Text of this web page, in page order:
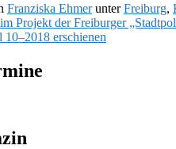
Franziska EhmerunterFreiburg,
Projekt der Freiburger
erschienen